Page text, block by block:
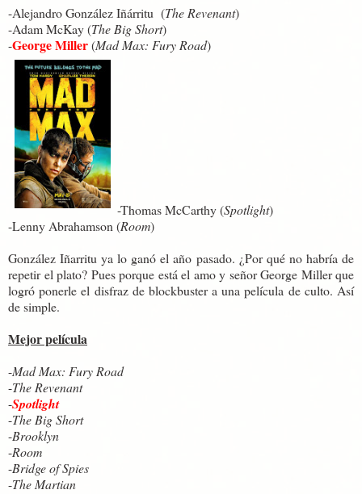
-Alejandro González Iñárritu (The Revenant)
-Adam McKay (The Big Short)
-George Miller(Mad Max: Fury Road)
-Thomas McCarthy (Spotlight)
-Lenny Abrahamson (Room)
González Iñarritu ya lo ganó el año pasado. ¿Por qué no habría de
repetir el plato? Pues porque está el amo y señor George Miller que
logró ponerle el disfraz de blockbuster a una película de culto. Así
de simple.
Mejor película
-Mad Max: Fury Road
-The Revenant
-Spotlight
-The Big Short
-Brooklyn
-Room
-Bridge of Spies
-The Martian